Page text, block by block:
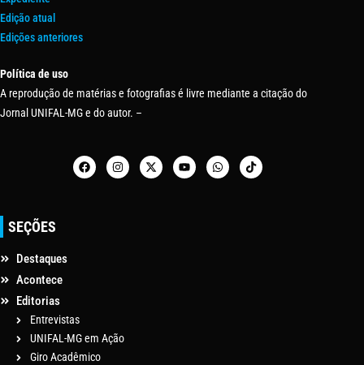
Edição atual
Edições anteriores
Política de uso
A reprodução de matérias e fotografias é livre mediante a citação do
Jornal UNIFAL-MG e do autor. –
SEÇÕES
Destaques
Acontece
Editorias
Entrevistas
UNIFAL-MG em Ação
Giro Acadêmico